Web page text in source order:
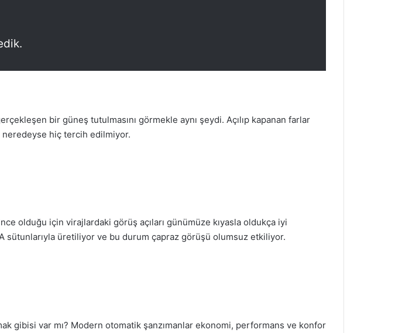
bir güneş tutulmasını görmekle aynı şeydi. Açılıp kapanan farlar
hiç tercih edilmiyor.
olduğu için virajlardaki görüş açıları günümüze kıyasla oldukça iyi
sütunlarıyla üretiliyor ve bu durum çapraz görüşü olumsuz etkiliyor.
gibisi var mı? Modern otomatik şanzımanlar ekonomi, performans ve konfor